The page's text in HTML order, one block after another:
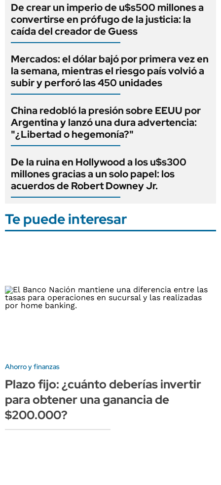
De crear un imperio de u$s500 millones a
convertirse en prófugo de la justicia: la
caída del creador de Guess
Mercados: el dólar bajó por primera vez en
la semana, mientras el riesgo país volvió a
subir y perforó las 450 unidades
China redobló la presión sobre EEUU por
Argentina y lanzó una dura advertencia:
"¿Libertad o hegemonía?"
De la ruina en Hollywood a los u$s300
millones gracias a un solo papel: los
acuerdos de Robert Downey Jr.
Te puede interesar
Ahorro y finanzas
Plazo fijo: ¿cuánto deberías invertir
para obtener una ganancia de
$200.000?